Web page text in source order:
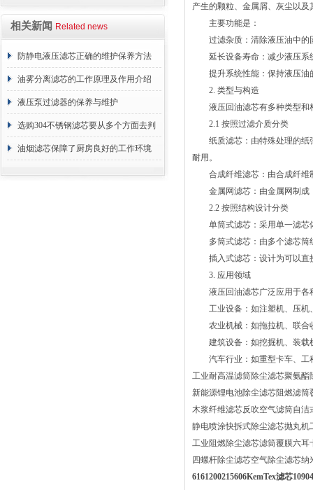
相关新闻 Related news
防静电液压滤芯正确的维护保养方法
油雾分离滤芯的工作原理及作用介绍
液压泵过滤器的保养与维护
选购304不锈钢滤芯要从多个方面去判
断
油烟滤芯保障了厨房良好的工作环境
产生的颗粒、金属屑、灰尘以
主要功能是：
过滤杂质：清除液压油中的
延长设备寿命：减少液压系
提升系统性能：保持液压油
2. 类型与构造
液压回油滤芯有多种类型和
2.1 按照过滤介质分类
纸质滤芯：由特殊处理的纸张
耐用。
合成纤维滤芯：由合成纤维
金属网滤芯：由金属网制成，
2.2 按照结构设计分类
单筒式滤芯：采用单一滤芯
多筒式滤芯：由多个滤芯筒
插入式滤芯：设计为可以直
3. 应用领域
液压回油滤芯广泛应用于各
工业设备：如注塑机、压机
农业机械：如拖拉机、联合
建筑设备：如挖掘机、装载
汽车行业：如重型卡车、工
工业耐高温滤筒除尘滤芯聚氨酯
新能源锂电池除尘滤芯阻燃滤筒
木浆纤维滤芯反吹空气滤筒自洁
静电喷涂快拆式除尘滤芯抛丸机
工业阻燃除尘滤芯滤筒覆膜六耳
四螺杆除尘滤芯空气除尘滤芯纳
6161200215606KemTex滤芯